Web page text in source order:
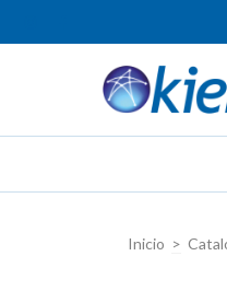
Inicio >